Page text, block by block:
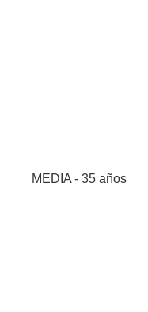
MEDIA - 35 años